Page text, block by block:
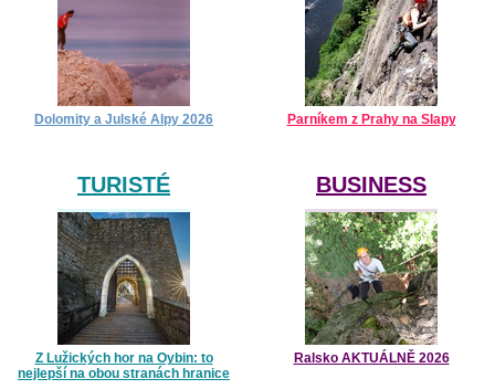
Dolomity a Julské Alpy 2026 Parníkem z Prahy na Slapy
TURISTÉ
Z Lužických hor na Oybin: to
nejlepší na obou stranách hranice
BUSINESS
Ralsko AKTUÁLNĚ 2026